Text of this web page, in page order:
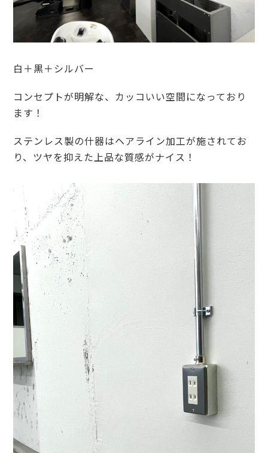
白＋黒＋シルバー
コンセプトが明解な、カッコいい空間になっており
ます！
ステンレス製の什器はヘアライン加工が施されてお
り、ツヤを抑えた上品な質感がナイス！